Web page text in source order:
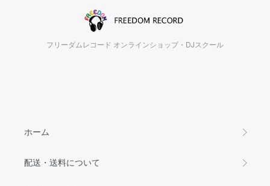
フリーダムレコード オンラインショップ・DJスクール
ホーム
配送・送料について